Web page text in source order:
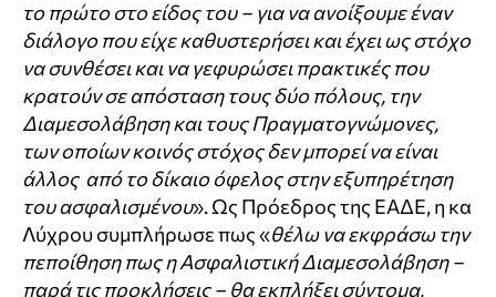
το πρώτο στο είδος του – για να ανοίξουμε έναν
διάλογο που είχε καθυστερήσει και έχει ως στόχο
να συνθέσει και να γεφυρώσει πρακτικές που
κρατούν σε απόσταση τους δύο πόλους, την
Διαμεσολάβηση και τους Πραγματογνώμονες,
των οποίων κοινός στόχος δεν μπορεί να είναι
άλλος από το δίκαιο όφελος στην εξυπηρέτηση
του ασφαλισμένου». Ως Πρόεδρος της ΕΑΔΕ, η κα
Λύχρου συμπλήρωσε πως «θέλω να εκφράσω την
πεποίθηση πως η Ασφαλιστική Διαμεσολάβηση –
παρά τις προκλήσεις – θα εκπλήξει σύντομα,